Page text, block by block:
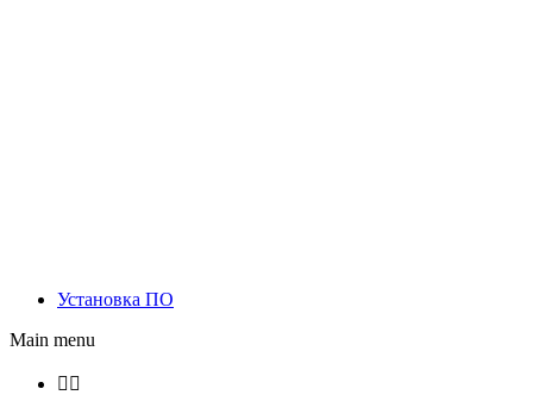
Установка ПО
Main menu
 